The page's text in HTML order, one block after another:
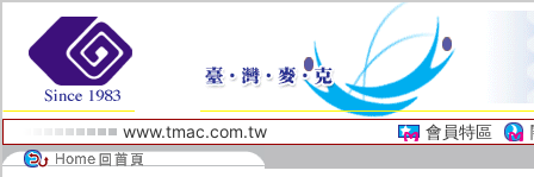
www.tmac.com.tw 會員特區